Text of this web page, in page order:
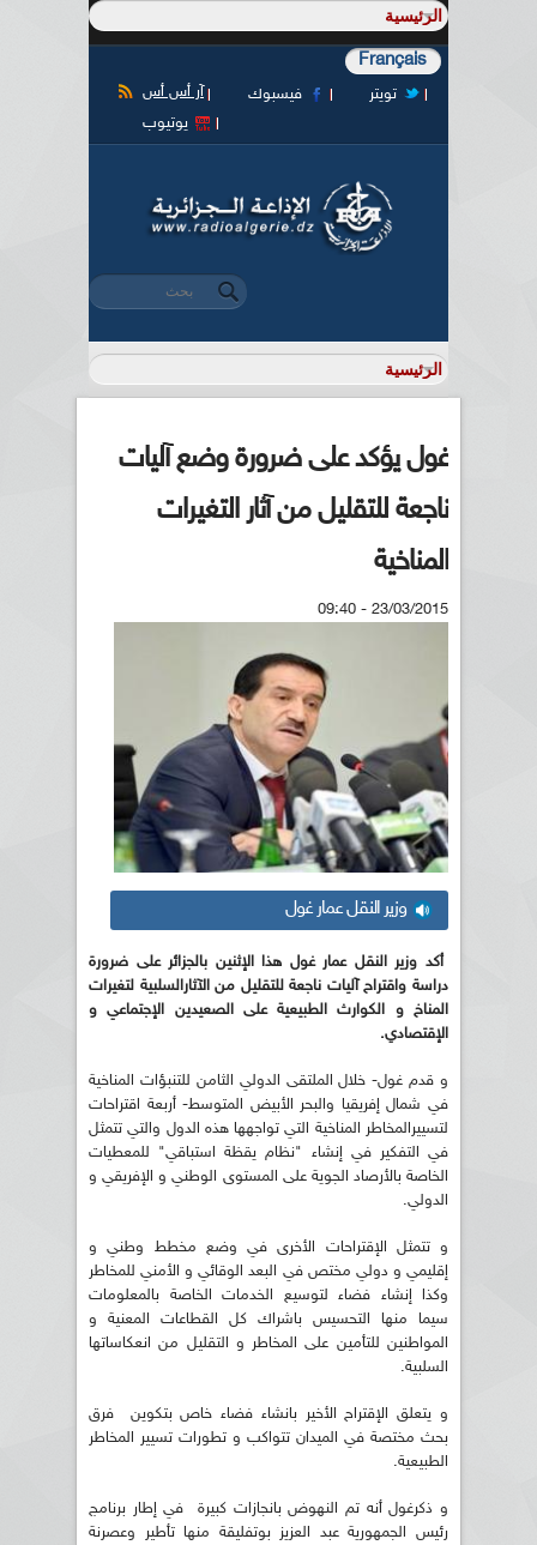
Français
آر أس أس فيسبوك
تويتر
يوتيوب
استمارة البحث
‏بحث ‏
غول يؤكد على ضرورة وضع آليات
ناجعة للتقليل من آثار التغيرات
المناخية
23/03/2015 - 09:40
وزير النقل عمار غول
أكد وزير النقل عمار غول هذا الإثنين بالجزائر على ضرورة
دراسة واقتراح آليات ناجعة للتقليل من الآثارالسلبية لتغيرات
المناخ و الكوارث الطبيعية على الصعيدين الإجتماعي و
الإقتصادي.
و قدم غول- خلال الملتقى الدولي الثامن للتنبؤات المناخية
في شمال إفريقيا والبحر الأبيض المتوسط- أربعة اقتراحات
لتسييرالمخاطر المناخية التي تواجهها هذه الدول والتي تتمثل
في التفكير في إنشاء "نظام يقظة استباقي" للمعطيات
الخاصة بالأرصاد الجوية على المستوى الوطني و الإفريقي و
الدولي.
و تتمثل الإقتراحات الأخرى في وضع مخطط وطني و
إقليمي و دولي مختص في البعد الوقائي و الأمني للمخاطر
وكذا إنشاء فضاء لتوسيع الخدمات الخاصة بالمعلومات
سيما منها التحسيس باشراك كل القطاعات المعنية و
المواطنين للتأمين على المخاطر و التقليل من انعكاساتها
السلبية.
و يتعلق الإقتراح الأخير بانشاء فضاء خاص بتكوين فرق
بحث مختصة في الميدان تتواكب و تطورات تسيير المخاطر
الطبيعية.
و ذكرغول أنه تم النهوض بانجازات كبيرة في إطار برنامج
رئيس الجمهورية عبد العزيز بوتفليقة منها تأطير وعصرنة